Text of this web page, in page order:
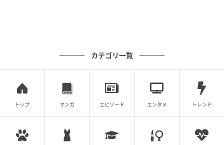
活でも体験できるよう、複製原画やTシャツ、デスク周
辺を彩るアイテムを用意。書籍『邪神三十六景』と一
緒に楽しむことで、より深く“狂気の江戸”へと没入でき
るラインナップとなっている。
カテゴリ一覧
トップ マンガ エピソード エンタメ トレンド